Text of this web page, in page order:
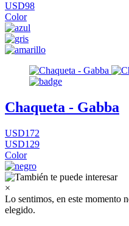
USD98
Color
Chaqueta - Gabba
USD172
USD129
Color
×
Lo sentimos, en este momento
elegido.